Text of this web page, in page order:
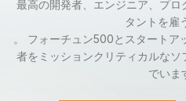
最高の開発者、エンジニア、プ
タントを雇
。 フォーチュン500とスタート
者をミッションクリティカルな
でいま